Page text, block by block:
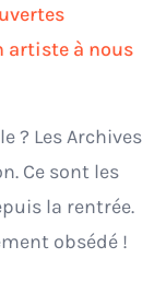
artiste à nous
? Les Archives
Ce sont les
la rentrée.
obsédé !